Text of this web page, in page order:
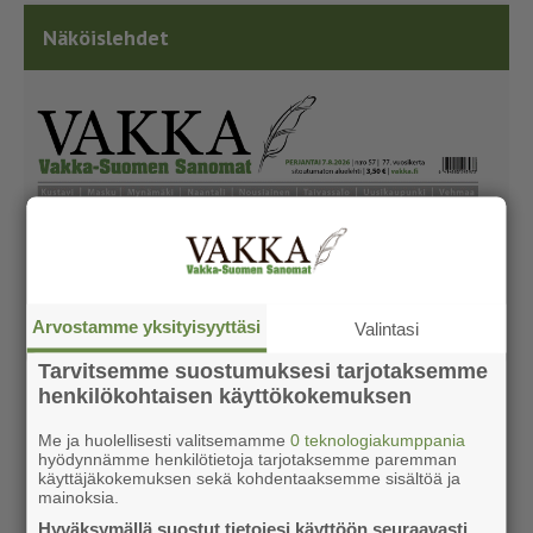
Näköislehdet
Arvostamme yksityisyyttäsi Valintasi
Tarvitsemme suostumuksesi tarjotaksemme
henkilökohtaisen käyttökokemuksen
Me ja huolellisesti valitsemamme0 teknologiakumppania
hyödynnämme henkilötietoja tarjotaksemme paremman
käyttäjäkokemuksen sekä kohdentaaksemme sisältöä ja
mainoksia.
Hyväksymällä suostut tietojesi käyttöön seuraavasti